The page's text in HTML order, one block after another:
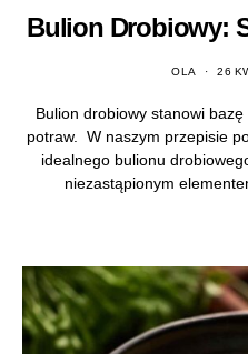
Bulion Drobiowy:
OLA 26
Bulion drobiowy stanowi
potraw. W naszym przepisie
idealnego bulionu
niezastąpionym